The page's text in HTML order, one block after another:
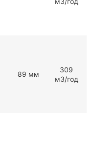
89 мм
309
мЗ/год